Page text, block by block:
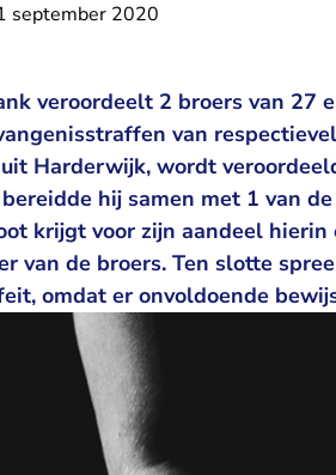
september 2020
veroordeelt 2 broers van 27
van
Harderwijk, wordt
hij samen met 1 van
krijgt voor zijn aandeel
van de broers. Ten slotte
omdat er onvoldoende